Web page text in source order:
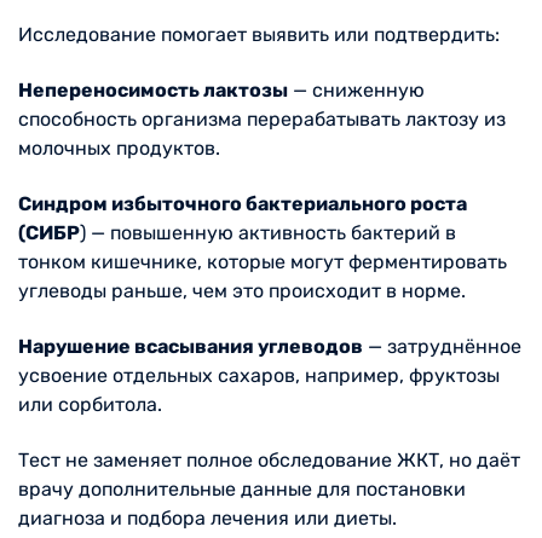
Исследование помогает выявить или подтвердить:
Непереносимость лактозы — сниженную
способность организма перерабатывать лактозу из
молочных продуктов.
Синдром избыточного бактериального роста
(СИБР) — повышенную активность бактерий в
тонком кишечнике, которые могут ферментировать
углеводы раньше, чем это происходит в норме.
Нарушение всасывания углеводов — затруднённое
усвоение отдельных сахаров, например, фруктозы
или сорбитола.
Тест не заменяет полное обследование ЖКТ, но даёт
врачу дополнительные данные для постановки
диагноза и подбора лечения или диеты.